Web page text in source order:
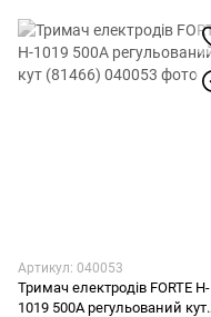
Артикул: 040053
Тримач електродів FORTE H-
1019 500А регульований кут